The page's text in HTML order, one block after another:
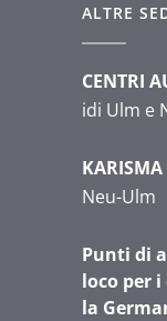
ALTRE
CENTRI
idi Ulm e
KARISMA
Neu-Ulm
Punti di
loco per
la